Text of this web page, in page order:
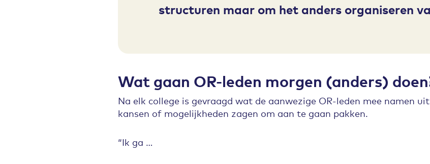
structuren maar om het anders organiseren
Wat gaan OR-leden morgen (anders)
Na elk college is gevraagd wat de aanwezige OR-leden mee namen
kansen of mogelijkheden zagen om aan te gaan pakken.
“Ik ga …